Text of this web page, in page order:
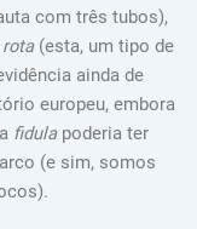
com três tubos),
rota (esta, um tipo de
ainda de
europeu, embora
fidulapoderia ter
(e sim, somos